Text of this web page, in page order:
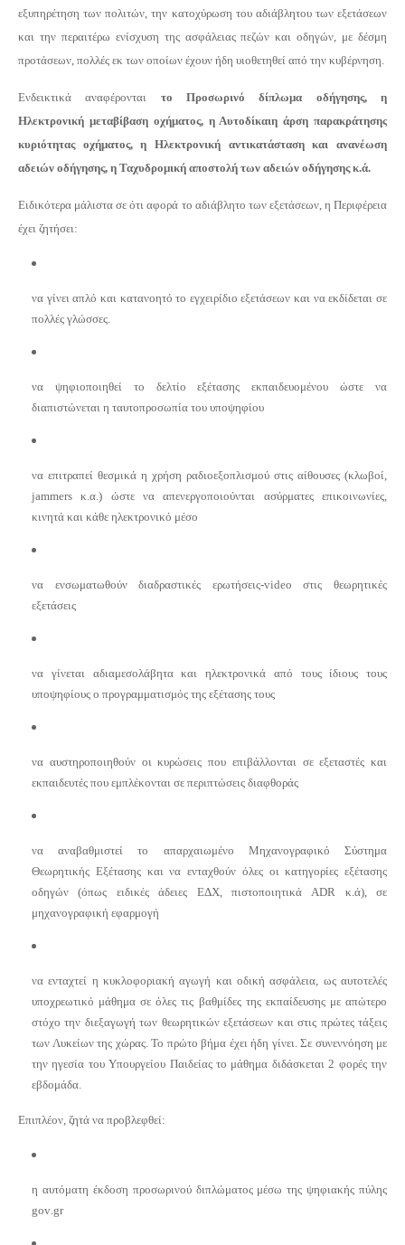
εξυπηρέτηση των πολιτών, την κατοχύρωση του αδιάβλητου των εξετάσεων
και την περαιτέρω ενίσχυση της ασφάλειας πεζών και οδηγών, με δέσμη
προτάσεων, πολλές εκ των οποίων έχουν ήδη υιοθετηθεί από την κυβέρνηση.
Ενδεικτικά αναφέρονται το Προσωρινό δίπλωμα οδήγησης, η
Ηλεκτρονική μεταβίβαση οχήματος, η Αυτοδίκαιη άρση παρακράτησης
κυριότητας οχήματος, η Ηλεκτρονική αντικατάσταση και ανανέωση
αδειών οδήγησης, η Ταχυδρομική αποστολή των αδειών οδήγησης κ.ά.
Ειδικότερα μάλιστα σε ότι αφορά το αδιάβλητο των εξετάσεων, η Περιφέρεια
έχει ζητήσει:
να γίνει απλό και κατανοητό το εγχειρίδιο εξετάσεων και να εκδίδεται σε
πολλές γλώσσες.
να ψηφιοποιηθεί το δελτίο εξέτασης εκπαιδευομένου ώστε να
διαπιστώνεται η ταυτοπροσωπία του υποψηφίου
να επιτραπεί θεσμικά η χρήση ραδιοεξοπλισμού στις αίθουσες (κλωβοί,
jammers κ.α.) ώστε να απενεργοποιούνται ασύρματες επικοινωνίες,
κινητά και κάθε ηλεκτρονικό μέσο
να ενσωματωθούν διαδραστικές ερωτήσεις-video στις θεωρητικές
εξετάσεις
να γίνεται αδιαμεσολάβητα και ηλεκτρονικά από τους ίδιους τους
υποψηφίους ο προγραμματισμός της εξέτασης τους
να αυστηροποιηθούν οι κυρώσεις που επιβάλλονται σε εξεταστές και
εκπαιδευτές που εμπλέκονται σε περιπτώσεις διαφθοράς
να αναβαθμιστεί το απαρχαιωμένο Μηχανογραφικό Σύστημα
Θεωρητικής Εξέτασης και να ενταχθούν όλες οι κατηγορίες εξέτασης
οδηγών (όπως ειδικές άδειες ΕΔΧ, πιστοποιητικά ADR κ.ά), σε
μηχανογραφική εφαρμογή
να ενταχτεί η κυκλοφοριακή αγωγή και οδική ασφάλεια, ως αυτοτελές
υποχρεωτικό μάθημα σε όλες τις βαθμίδες της εκπαίδευσης με απώτερο
στόχο την διεξαγωγή των θεωρητικών εξετάσεων και στις πρώτες τάξεις
των Λυκείων της χώρας. Το πρώτο βήμα έχει ήδη γίνει. Σε συνεννόηση με
την ηγεσία του Υπουργείου Παιδείας το μάθημα διδάσκεται 2 φορές την
εβδομάδα.
Επιπλέον, ζητά να προβλεφθεί:
η αυτόματη έκδοση προσωρινού διπλώματος μέσω της ψηφιακής πύλης
gov gr